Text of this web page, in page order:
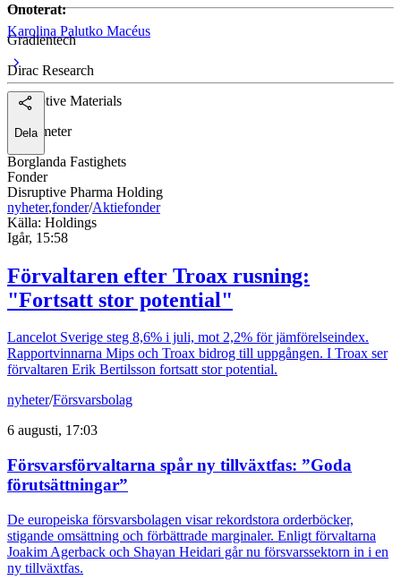
Onoterat:
Gradientech
Dirac Research
Disruptive Materials
Mentimeter
Borglanda Fastighets
Disruptive Pharma Holding
Källa: Holdings
Karolina Palutko Macéus
Dela
Fonder
nyheter,fonder/Aktiefonder
Igår, 15:58
Förvaltaren efter Troax rusning:
"Fortsatt stor potential"
Lancelot Sverige steg 8,6% i juli, mot 2,2% för jämförelseindex.
Rapportvinnarna Mips och Troax bidrog till uppgången. I Troax ser
förvaltaren Erik Bertilsson fortsatt stor potential.
nyheter/Försvarsbolag
6 augusti, 17:03
Försvarsförvaltarna spår ny tillväxtfas: ”Goda
förutsättningar”
De europeiska försvarsbolagen visar rekordstora orderböcker,
stigande omsättning och förbättrade marginaler. Enligt förvaltarna
Joakim Agerback och Shayan Heidari går nu försvarssektorn in i en
ny tillväxtfas.